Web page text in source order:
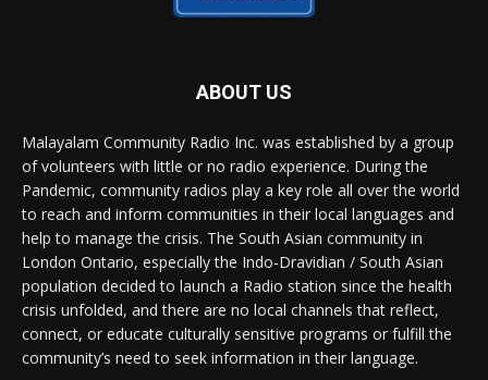
ABOUT US
Malayalam Community Radio Inc. was established by a group
of volunteers with little or no radio experience. During the
Pandemic, community radios play a key role all over the world
to reach and inform communities in their local languages and
help to manage the crisis. The South Asian community in
London Ontario, especially the Indo-Dravidian / South Asian
population decided to launch a Radio station since the health
crisis unfolded, and there are no local channels that reflect,
connect, or educate culturally sensitive programs or fulfill the
community’s need to seek information in their language.